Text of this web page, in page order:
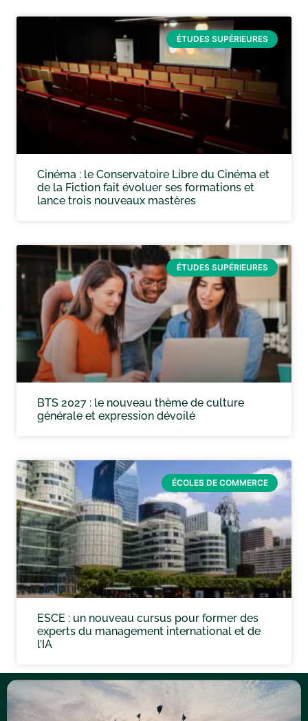
ÉTUDES SUPÉRIEURES
Cinéma : le Conservatoire Libre du Cinéma et
de la Fiction fait évoluer ses formations et
lance trois nouveaux mastères
ÉTUDES SUPÉRIEURES
BTS 2027 : le nouveau thème de culture
générale et expression dévoilé
ÉCOLES DE COMMERCE
ESCE : un nouveau cursus pour former des
experts du management international et de
l’IA